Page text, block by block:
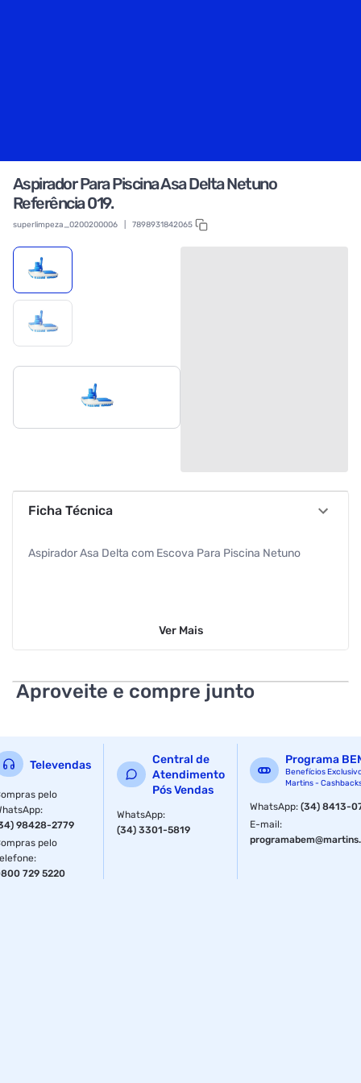
Aspirador Para Piscina Asa Delta Netuno
Referência 019.
superlimpeza_0200200006 7898931842065
Ficha Técnica
Aspirador Asa Delta com Escova Para Piscina Netuno
Ver Mais
Aproveite e compre junto
Televendas
pelo
:
98428-2779
pelo
:
729 5220
Central de
Atendimento
Pós Vendas
WhatsApp:
(34) 3301-5819
Programa
Benefícios
Martins -
WhatsApp:(34) 8413-
E-mail: